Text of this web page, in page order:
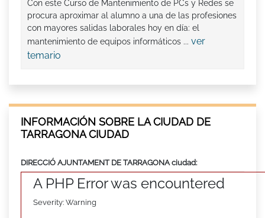
Con este Curso de Mantenimiento de PCs y Redes se
procura aproximar al alumno a una de las profesiones
con mayores salidas laborales hoy en día: el
mantenimiento de equipos informáticos ... ver
temario
INFORMACIÓN SOBRE LA CIUDAD DE
TARRAGONA CIUDAD
DIRECCIÓ AJUNTAMENT DE TARRAGONA ciudad:
A PHP Error was encountered
Severity: Warning